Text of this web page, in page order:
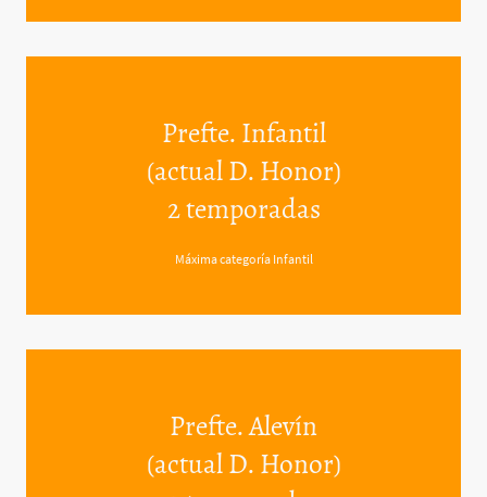
Prefte. Infantil
(actual D. Honor)
2 temporadas
Máxima categoría Infantil
Prefte. Alevín
(actual D. Honor)